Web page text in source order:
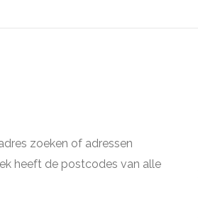
zoeken of adressen
heeft de postcodes van alle